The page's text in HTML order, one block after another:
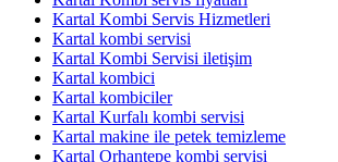
Kartal Kombi Servis Hizmetleri
Kartal kombi servisi
Kartal Kombi Servisi iletişim
Kartal kombici
Kartal kombiciler
Kartal Kurfalı kombi servisi
Kartal makine ile petek temizleme
Kartal Orhantepe kombi servisi